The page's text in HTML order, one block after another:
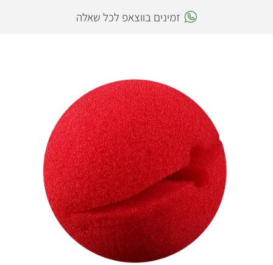
זמינים בווצאפ לכל שאלה